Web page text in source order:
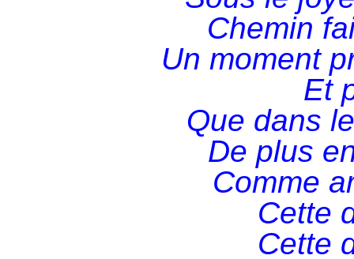
Chemin
Un moment
Et
Que dans
De plus
Comme
Cette
Cette